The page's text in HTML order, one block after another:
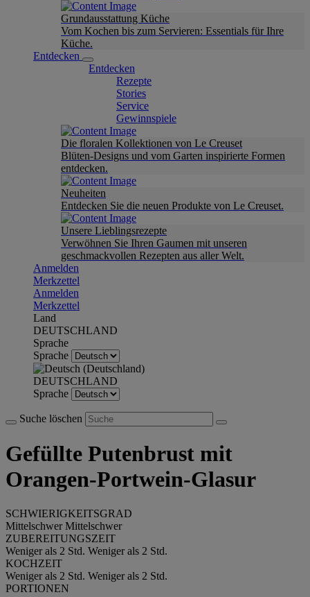
Grundausstattung Küche
Vom Kochen bis zum Servieren: Essentials für Ihre
Küche.
Entdecken
Entdecken
Rezepte
Stories
Service
Gewinnspiele
Die floralen Kollektionen von Le Creuset
Blüten-Designs und vom Garten inspirierte Formen
entdecken.
Neuheiten
Entdecken Sie die neuen Produkte von Le Creuset.
Unsere Lieblingsrezepte
Verwöhnen Sie Ihren Gaumen mit unseren
geschmackvollen Rezepten aus aller Welt.
Anmelden
Merkzettel
Anmelden
Merkzettel
Land
DEUTSCHLAND
Sprache
Sprache
DEUTSCHLAND
Sprache
Suche löschen
Gefüllte Putenbrust mit
Orangen-Portwein-Glasur
SCHWIERIGKEITSGRAD
Mittelschwer Mittelschwer
ZUBEREITUNGSZEIT
Weniger als 2 Std. Weniger als 2 Std.
KOCHZEIT
Weniger als 2 Std. Weniger als 2 Std.
PORTIONEN